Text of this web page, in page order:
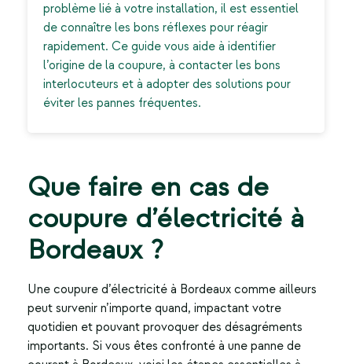
problème lié à votre installation, il est essentiel
de connaître les bons réflexes pour réagir
rapidement. Ce guide vous aide à identifier
l’origine de la coupure, à contacter les bons
interlocuteurs et à adopter des solutions pour
éviter les pannes fréquentes.
Que faire en cas de
coupure d’électricité à
Bordeaux ?
Une coupure d’électricité à Bordeaux comme ailleurs
peut survenir n’importe quand, impactant votre
quotidien et pouvant provoquer des désagréments
importants. Si vous êtes confronté à une panne de